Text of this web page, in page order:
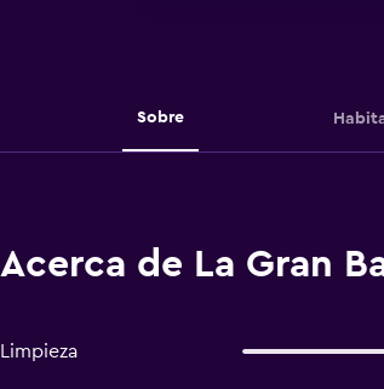
Sobre
Acerca de La Gran
Limpieza